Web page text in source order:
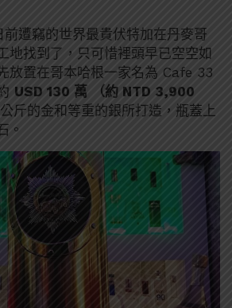
遭竊的世界最貴伏特加在丹麥哥
地找到了，只可惜裡頭早已空空如
放置在哥本哈根一家名為 Cafe 33
USD 130 萬 （約 NTD 3,900
斤的金和等重的銀所打造，瓶蓋上
。